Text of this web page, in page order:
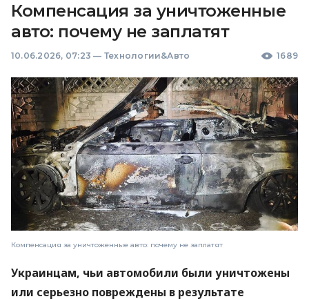
Компенсация за уничтоженные
авто: почему не заплатят
10.06.2026, 07:23 — Технологии&Авто 1689
Компенсация за уничтоженные авто: почему не заплатят
Украинцам, чьи автомобили были уничтожены
или серьезно повреждены в результате